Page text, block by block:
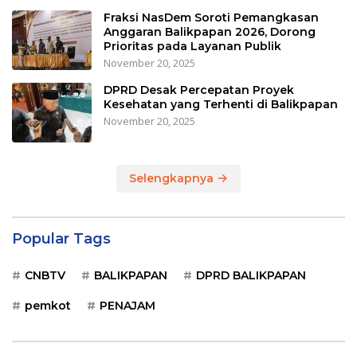
Fraksi NasDem Soroti Pemangkasan
Anggaran Balikpapan 2026, Dorong
Prioritas pada Layanan Publik
November 20, 2025
DPRD Desak Percepatan Proyek
Kesehatan yang Terhenti di Balikpapan
November 20, 2025
Selengkapnya
Popular Tags
CNBTV BALIKPAPAN DPRD BALIKPAPAN
pemkot PENAJAM